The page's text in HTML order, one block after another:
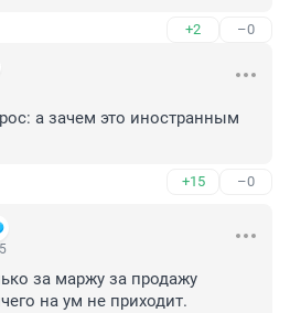
+2 –0
а зачем это иностранным
+15 –0
за маржу за продажу
на ум не приходит.